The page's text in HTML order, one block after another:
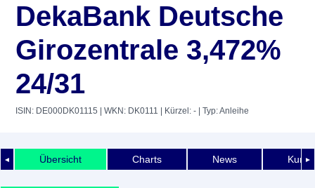
DekaBank Deutsche
Girozentrale 3,472%
24/31
ISIN: DE000DK01115 | WKN: DK0111 | Kürzel: - | Typ: Anleihe
◄ ►
Übersicht Charts News